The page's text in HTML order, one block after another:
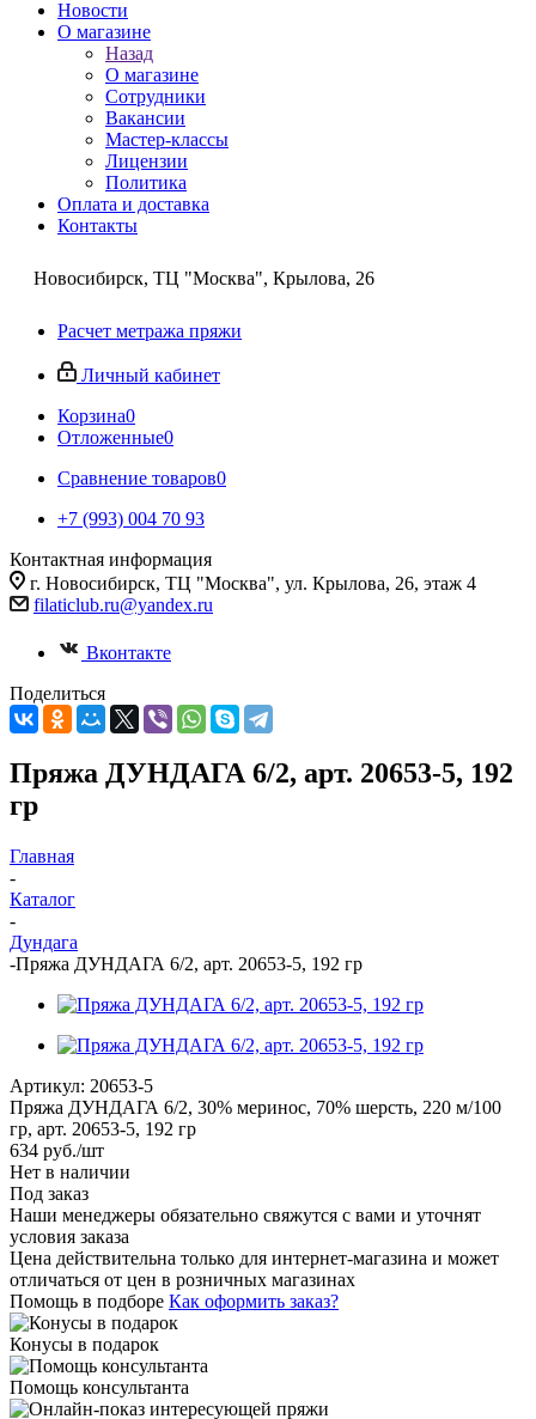
Новости
О магазине
Назад
О магазине
Сотрудники
Вакансии
Мастер-классы
Лицензии
Политика
Оплата и доставка
Контакты
Новосибирск, ТЦ "Москва", Крылова, 26
Расчет метража пряжи
Личный кабинет
Корзина0
Отложенные0
Сравнение товаров0
+7 (993) 004 70 93
Контактная информация
г. Новосибирск, ТЦ "Москва", ул. Крылова, 26, этаж 4
filaticlub.ru@yandex.ru
Вконтакте
Поделиться
Пряжа ДУНДАГА 6/2, арт. 20653-5, 192
гр
Главная
-
Каталог
-
Дундага
-Пряжа ДУНДАГА 6/2, арт. 20653-5, 192 гр
Артикул: 20653-5
Пряжа ДУНДАГА 6/2, 30% меринос, 70% шерсть, 220 м/100
гр, арт. 20653-5, 192 гр
634 руб./шт
Нет в наличии
Под заказ
Наши менеджеры обязательно свяжутся с вами и уточнят
условия заказа
Цена действительна только для интернет-магазина и может
отличаться от цен в розничных магазинах
Помощь в подборе Как оформить заказ?
Конусы в подарок
Помощь консультанта